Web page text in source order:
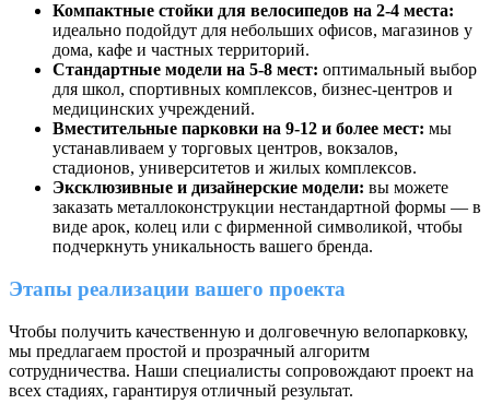
Компактные стойки для велосипедов на 2-4 места:
идеально подойдут для небольших офисов, магазинов у
дома, кафе и частных территорий.
Стандартные модели на 5-8 мест: оптимальный выбор
для школ, спортивных комплексов, бизнес-центров и
медицинских учреждений.
Вместительные парковки на 9-12 и более мест: мы
устанавливаем у торговых центров, вокзалов,
стадионов, университетов и жилых комплексов.
Эксклюзивные и дизайнерские модели: вы можете
заказать металлоконструкции нестандартной формы — в
виде арок, колец или с фирменной символикой, чтобы
подчеркнуть уникальность вашего бренда.
Этапы реализации вашего проекта
Чтобы получить качественную и долговечную велопарковку,
мы предлагаем простой и прозрачный алгоритм
сотрудничества. Наши специалисты сопровождают проект на
всех стадиях, гарантируя отличный результат.